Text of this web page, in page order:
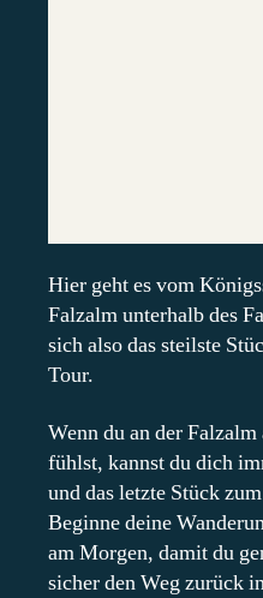
Hier geht es vom
Falzalm unterhalb des
sich also das steilste
Tour.
Wenn du an der
fühlst, kannst du dich
und das letzte Stück
Beginne deine
am Morgen, damit du
sicher den Weg zurück